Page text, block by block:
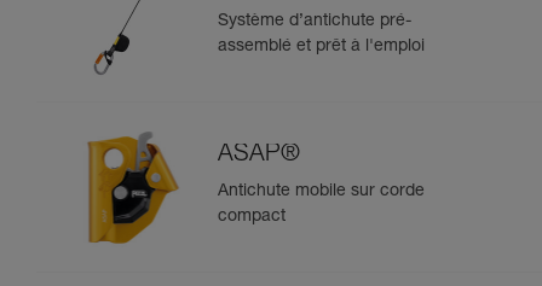
Système d’antichute pré-
assemblé et prêt à l'emploi
ASAP®
Antichute mobile sur corde
compact